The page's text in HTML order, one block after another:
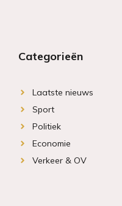
Categorieën
Laatste nieuws
Sport
Politiek
Economie
Verkeer & OV